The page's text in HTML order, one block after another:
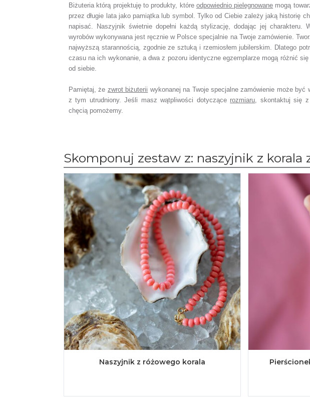
Biżuteria którą projektuję to produkty, które odpowiednio pielęgnowane mogą
przez długie lata jako pamiątka lub symbol. Tylko od Ciebie zależy jaką historię
napisać. Naszyjnik świetnie dopełni każdą stylizację, dodając jej charakteru.
wyrobów wykonywana jest ręcznie w Polsce specjalnie na Twoje zamówienie.
najwyższą starannością, zgodnie ze sztuką i rzemiosłem jubilerskim. Dlatego
czasu na ich wykonanie, a dwa z pozoru identyczne egzemplarze mogą różnić
od siebie.
Pamiętaj, że zwrot biżuterii wykonanej na Twoje specjalne zamówienie może być
z tym utrudniony. Jeśli masz wątpliwości dotyczące rozmiaru, skontaktuj się
chęcią pomożemy.
Skomponuj zestaw z: naszyjnik z korala
Naszyjnik z różowego korala